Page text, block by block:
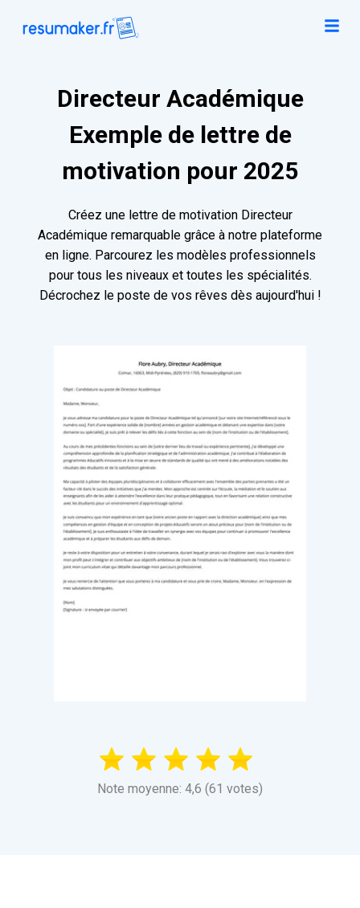
Directeur Académique
Exemple de lettre de
motivation pour 2025
Créez une lettre de motivation Directeur
Académique remarquable grâce à notre plateforme
en ligne. Parcourez les modèles professionnels
pour tous les niveaux et toutes les spécialités.
Décrochez le poste de vos rêves dès aujourd'hui !
Note moyenne: 4,6 (61 votes)